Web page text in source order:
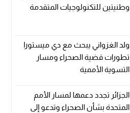
وطنيتين للتكنولوجيات المتقدمة
ولد الغزواني يبحث مع دي ميستورا
تطورات قضية الصحراء ومسار
التسوية الأممية
الجزائر تجدد دعمها لمسار الأمم
المتحدة بشأن الصحراء وتدعو إلى